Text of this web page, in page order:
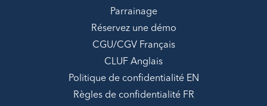
Parrainage
Réservez une démo
CGU/CGV Français
CLUF Anglais
Politique de confidentialité EN
Règles de confidentialité FR